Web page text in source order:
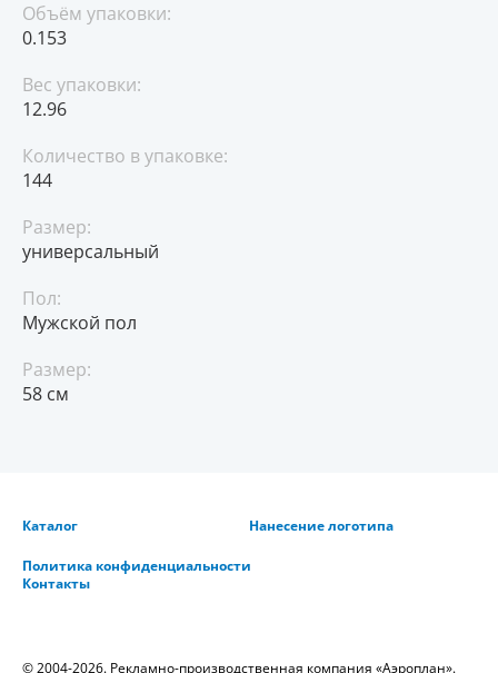
Объём упаковки:
0.153
Вес упаковки:
12.96
Количество в упаковке:
144
Размер:
универсальный
Пол:
Мужской пол
Размер:
58 см
Каталог Нанесение логотипа
Политика конфиденциальности
Контакты
© 2004-2026. Рекламно-производственная компания «Аэроплан».